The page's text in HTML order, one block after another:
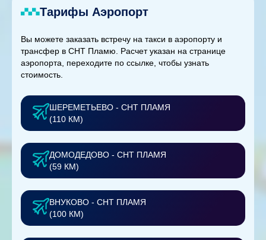
Тарифы Аэропорт
Вы можете заказать встречу на такси в аэропорту и
трансфер в СНТ Пламю. Расчет указан на странице
аэропорта, переходите по ссылке, чтобы узнать
стоимость.
ШЕРЕМЕТЬЕВО - СНТ ПЛАМЯ
(110 КМ)
ДОМОДЕДОВО - СНТ ПЛАМЯ
(59 КМ)
ВНУКОВО - СНТ ПЛАМЯ
(100 КМ)